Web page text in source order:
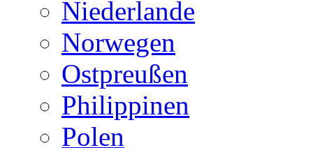
Niederlande
Norwegen
Ostpreußen
Philippinen
Polen